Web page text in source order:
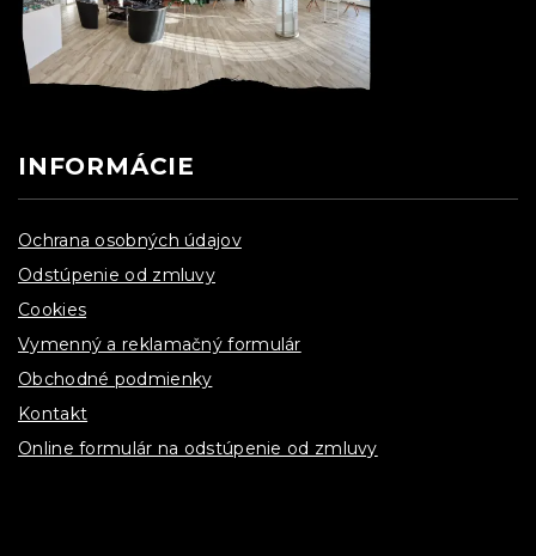
INFORMÁCIE
Ochrana osobných údajov
Odstúpenie od zmluvy
Cookies
Vymenný a reklamačný formulár
Obchodné podmienky
Kontakt
Online formulár na odstúpenie od zmluvy